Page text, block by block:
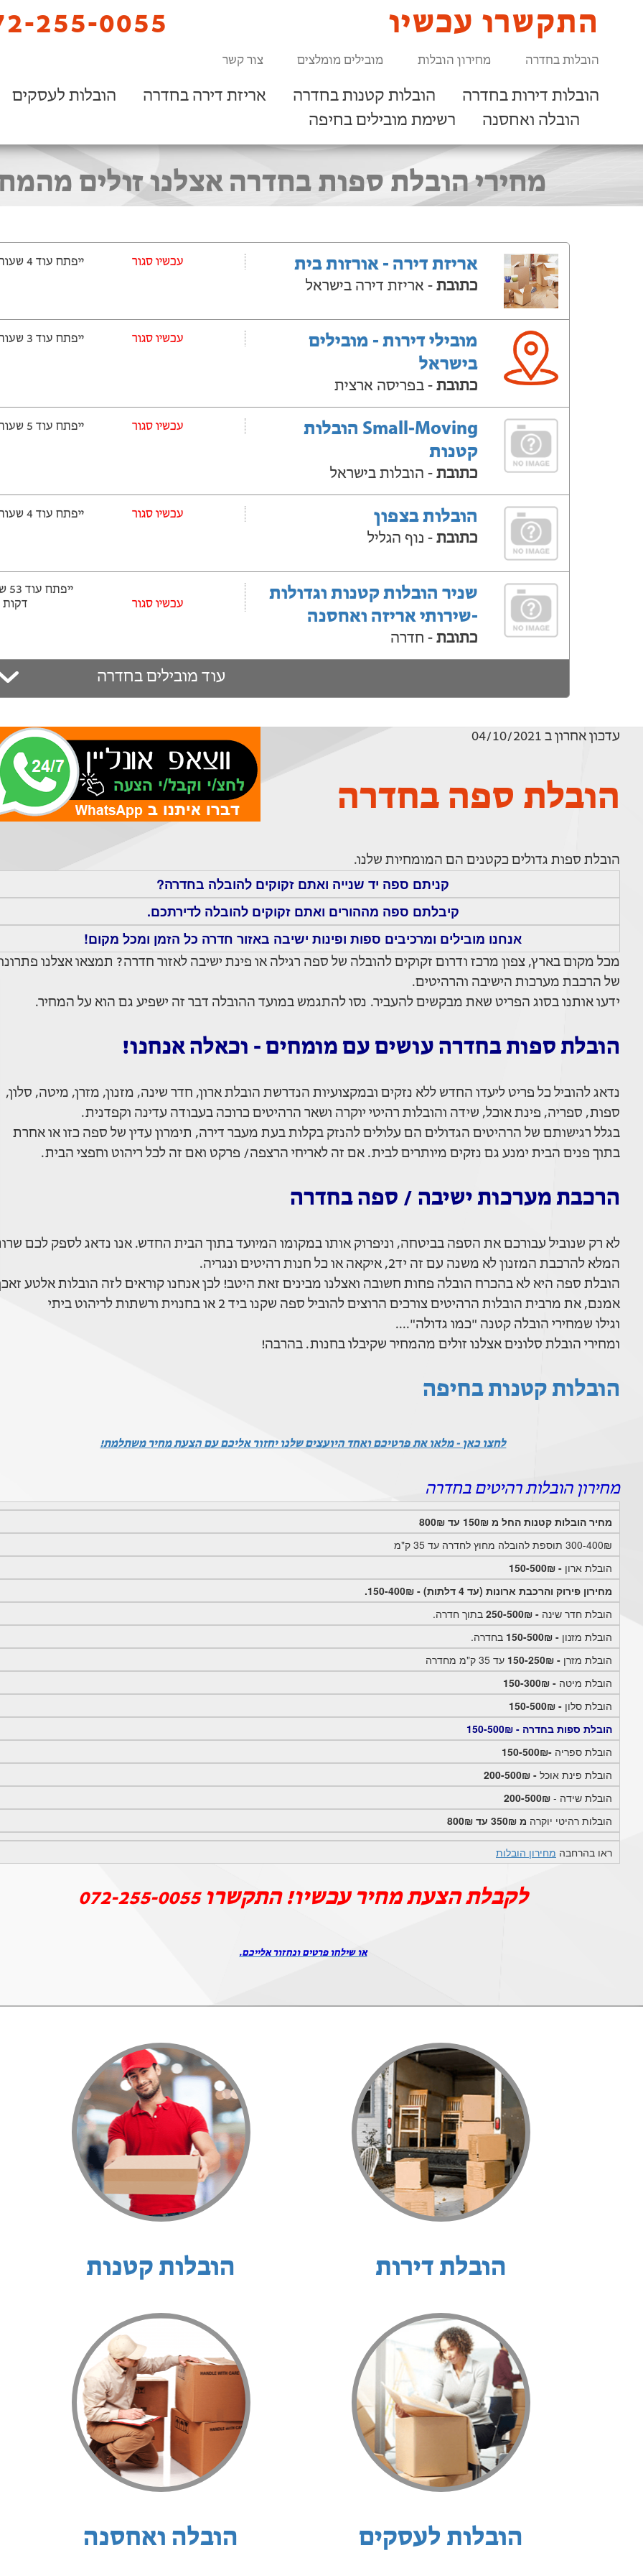
255-0055 התקשרו עכשיו
הובלות בחדרה מחירון הובלות מובילים מומלצים צור קשר
הובלות דירות בחדרה הובלות קטנות בחדרה אריזת דירה בחדרה
הובלות לעסקים
הובלה ואחסנה
רשימת מובילים בחיפה
מחירי הובלת ספות בחדרה אצלנו זולים
אריזת דירה - אורזות בית
כתובת - אריזת דירה בישראל
‫עכשיו סגור ייפתח עוד 4 שעות ‫ו-48 דקות
מובילי דירות - מובילים
בישראל
כתובת - בפריסה ארצית
‫עכשיו סגור ייפתח עוד 3 שעות ‫ו-48 דקות
Small-Moving הובלות
קטנות
כתובת - הובלות בישראל
‫עכשיו סגור ייפתח עוד 5 שעות ‫ו-48 דקות
הובלות בצפון
כתובת - נוף הגליל
‫עכשיו סגור ייפתח עוד 4 שעות ‫ו-48 דקות
שניר הובלות קטנות וגדולות
-שירותי אריזה ואחסנה
כתובת - חדרה
עכשיו סגור דקות
עוד מובילים בחדרה
עדכון אחרון ב 04/10/2021
הובלת ספה בחדרה
הובלת ספות גדולים כקטנים הם המומחיות שלנו.
קניתם ספה יד שנייה ואתם זקוקים להובלה בחדרה?
קיבלתם ספה מההורים ואתם זקוקים להובלה לדירתכם.
אנחנו מובילים ומרכיבים ספות ופינות ישיבה באזור חדרה כל הזמן ומכל מקום!
מכל מקום בארץ, צפון מרכז ודרום זקוקים להובלה של ספה רגילה או פינת ישיבה לאזור חדרה? תמצאו אצלנו
של הרכבת מערכות הישיבה והרהיטים.
ידעו אותנו בסוג הפריט שאת מבקשים להעביר. נסו להתגמש במועד ההובלה דבר זה ישפיע גם הוא על המחיר.
הובלת ספות בחדרה עושים עם מומחים - וכאלה אנחנו!
נדאג להוביל כל פריט ליעדו החדש ללא נזקים ובמקצועיות הנדרשת הובלת ארון, חדר שינה, מזנון, מזרן, מיטה, סלון,
ספות, ספריה, פינת אוכל, שידה והובלות רהיטי יוקרה ושאר הרהיטים כרוכה בעבודה עדינה וקפדנית.
בגלל רגישותם של הרהיטים הגדולים הם עלולים להנזק בקלות בעת מעבר דירה, תימרון עדין של ספה כזו או אחרת
בתוך פנים הבית ימנע גם נזקים מיותרים לבית. אם זה לאריחי הרצפה/ פרקט ואם זה לכל ריהוט וחפצי הבית.
הרכבת מערכות ישיבה / ספה בחדרה
לא רק שנוביל עבורכם את הספה בביטחה, וניפרוק אותו במקומו המיועד בתוך הבית החדש. אנו נדאג לספק לכם
המלא להרכבת המזנון לא משנה עם זה יד2, איקאה או כל חנות רהיטים ונגריה.
הובלת ספה היא לא בהכרח הובלה פחות חשובה ואצלנו מבינים זאת היטב! לכן אנחנו קוראים לזה הובלות אלטע
אמנם, את מרבית הובלות הרהיטים צורכים הרוצים להוביל ספה שקנו ביד 2 או בחנוית ורשתות לריהוט ביתי
וגילו שמחירי הובלה קטנה "כמו גדולה"....
ומחירי הובלת סלונים אצלנו זולים מהמחיר שקיבלו בחנות. בהרבה!
הובלות קטנות בחיפה
לחצו כאן - מלאו את פרטיכם ואחד היועצים שלנו יחזור אליכם עם הצעת מחיר משתלמת!
מחירון הובלות רהיטים בחדרה
מחיר הובלות קטנות החל מ 150₪ עד 800₪
300-400₪ תוספת להובלה מחוץ לחדרה עד 35 ק"מ
הובלת ארון - 150-500₪
מחירון פירוק והרכבת ארונות (עד 4 דלתות) - 150-400₪.
הובלת חדר שינה - 250-500₪
בתוך חדרה.
הובלת מזנון - 150-500₪
בחדרה.
הובלת מזרן - 150-250₪
עד 35 ק"מ מחדרה
הובלת מיטה - 150-300₪
הובלת סלון - 150-500₪
הובלת ספות בחדרה - 150-500₪
הובלת ספריה -150-500₪
הובלת פינת אוכל - 200-500₪
הובלת שידה - 200-500₪
הובלות רהיטי יוקרה מ 350₪ עד 800₪
ראו בהרחבה מחירון הובלות
לקבלת הצעת מחיר עכשיו! התקשרו072-255-0055
או שילחו פרטים ונחזור אלייכם.
הובלות קטנות הובלת דירות
הובלה ואחסנה הובלות לעסקים